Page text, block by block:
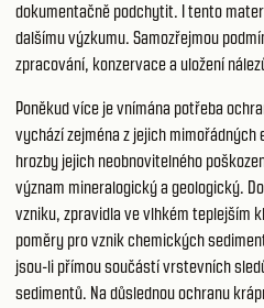
dokumentačně podchytit. I tento
dalšímu výzkumu. Samozřejmou
zpracování, konzervace a uložení
Poněkud více je vnímána potřeba
vychází zejména z jejich
hrozby jejich neobnovitelného
význam mineralogický a geologický.
vzniku, zpravidla ve vlhkém teplejším
poměry pro vznik chemických
jsou-li přímou součástí vrstevních
sedimentů. Na důslednou ochranu